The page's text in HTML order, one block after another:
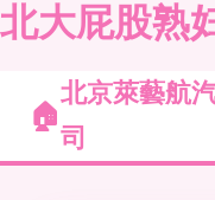
北大屁股熟
北京萊藝航
司